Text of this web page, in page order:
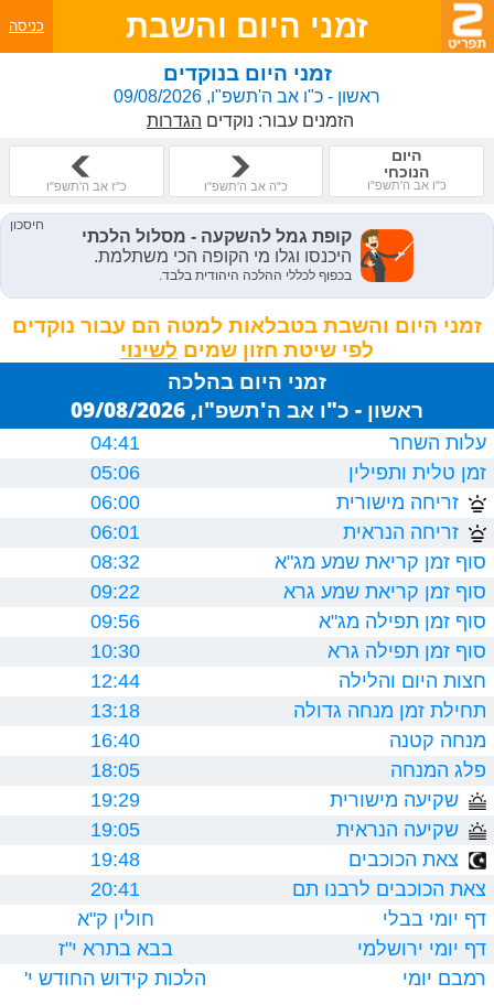
זמני היום והשבת כניסה
זמני היום בנוקדים
ראשון - כ"ו אב ה'תשפ"ו, 09/08/2026
הזמנים עבור: נוקדים הגדרות
היום
הנוכחי
כ"ו אב ה'תשפ"ו כ"ה אב ה'תשפ"ו כ"ז אב ה'תשפ"ו
זמני היום והשבת בטבלאות למטה הם עבור נוקדים
לפי שיטת חזון שמים
זמני היום בהלכה
ראשון - כ"ו אב ה'תשפ"ו, 09/08/2026
עלות השחר
04:41
זמן טלית ותפילין
05:06
זריחה מישורית
06:00
זריחה הנראית
06:01
סוף זמן קריאת שמע מג"א
08:32
סוף זמן קריאת שמע גרא
09:22
סוף זמן תפילה מג"א
09:56
סוף זמן תפילה גרא
10:30
חצות היום והלילה
12:44
תחילת זמן מנחה גדולה
13:18
מנחה קטנה
16:40
פלג המנחה
18:05
שקיעה מישורית
19:29
שקיעה הנראית
19:05
צאת הכוכבים
19:48
צאת הכוכבים לרבנו תם
20:41
דף יומי בבלי
חולין ק"א
דף יומי ירושלמי
בבא בתרא י"ז
רמבם יומי
הלכות קידוש החודש י'